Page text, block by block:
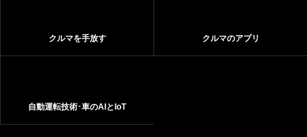
クルマを手放す クルマのアプリ
自動運転技術･車のAIとIoT